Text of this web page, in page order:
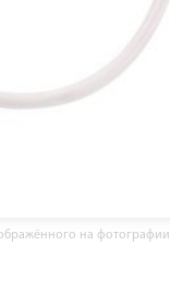
на фотографии